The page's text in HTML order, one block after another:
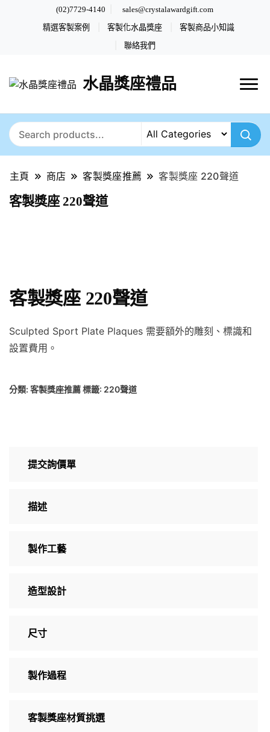
(02)7729-4140 sales@crystalawardgift.com
精選客製案例 客製化水晶獎座 客製商品小知識
聯絡我們
水晶獎座禮品
主頁 商店 客製獎座推薦 客製獎座 220聲道
客製獎座 220聲道
客製獎座 220聲道
Sculpted Sport Plate Plaques 需要額外的雕刻、標識和
設置費用。
分類: 客製獎座推薦標籤: 220聲道
提交詢價單
描述
製作工藝
造型設計
尺寸
製作過程
客製獎座材質挑選